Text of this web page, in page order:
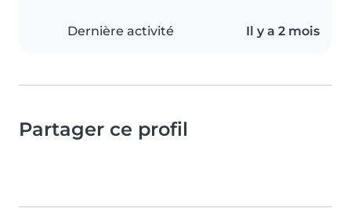
Dernière activité Il y a 2 mois
Partager ce profil